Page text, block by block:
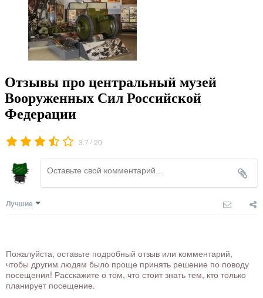
Отзывы про центральный музей
Вооруженных Сил Российской
Федерации
3.7 /20
Лучшие
Пожалуйста, оставьте подробный отзыв или комментарий,
чтобы другим людям было проще принять решение по поводу
посещения! Расскажите о том, что стоит знать тем, кто только
планирует посещение.